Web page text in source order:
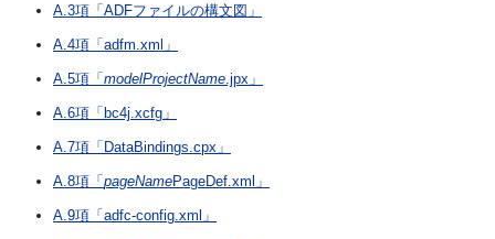
A.3項「ADFファイルの構文図」
A.4項「adfm.xml」
A.5項「modelProjectName .jpx」
A.6項「bc4j.xcfg」
A.7項「DataBindings.cpx」
A.8項「pageNamePageDef.xml」
A.9項「adfc-config.xml」